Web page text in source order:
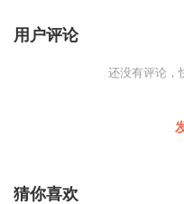
用户评论
还没有评论，
猜你喜欢